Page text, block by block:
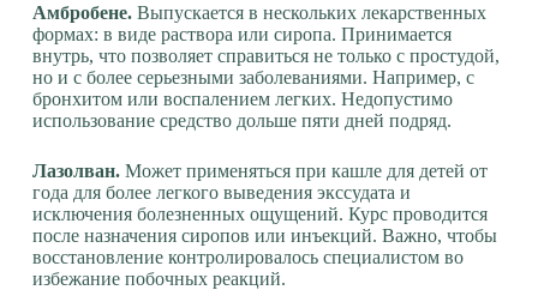
Амбробене. Выпускается в нескольких лекарственных
формах: в виде раствора или сиропа. Принимается
внутрь, что позволяет справиться не только с простудой,
но и с более серьезными заболеваниями. Например, с
бронхитом или воспалением легких. Недопустимо
использование средство дольше пяти дней подряд.
Лазолван. Может применяться при кашле для детей от
года для более легкого выведения экссудата и
исключения болезненных ощущений. Курс проводится
после назначения сиропов или инъекций. Важно, чтобы
восстановление контролировалось специалистом во
избежание побочных реакций.